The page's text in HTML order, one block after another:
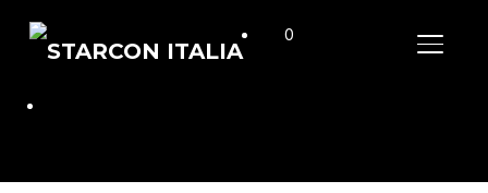
APRI/
0